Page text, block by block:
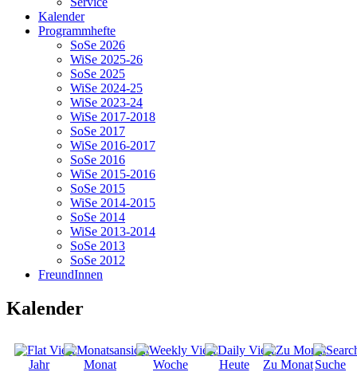
Kalender
Programmhefte
SoSe 2026
WiSe 2025-26
SoSe 2025
WiSe 2024-25
WiSe 2023-24
WiSe 2017-2018
SoSe 2017
WiSe 2016-2017
SoSe 2016
WiSe 2015-2016
SoSe 2015
WiSe 2014-2015
SoSe 2014
WiSe 2013-2014
SoSe 2013
SoSe 2012
FreundInnen
Kalender
Jahr Monat Woche Heute Zu MonatSuche